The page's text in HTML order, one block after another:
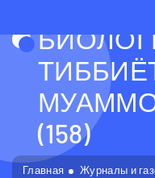
(158)
Главная
Журналы и